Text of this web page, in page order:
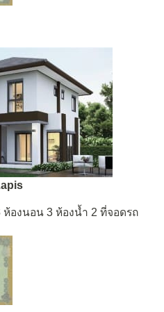
ห้องนอน 3 ห้องน้ำ 2 ที่จอดรถ